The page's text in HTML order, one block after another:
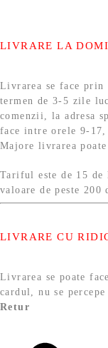
LIVRARE LA
Livrarea se face prin
termen de 3-5 zile
comenzii, la adresa
face intre orele 9-
Majore livrarea poate
Tariful este de 15
valoare de peste
LIVRARE CU
Livrarea se poate
cardul, nu se percepe
Retur